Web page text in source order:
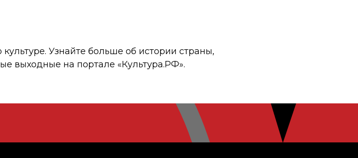
Узнайте больше об истории страны,
выходные на портале «Культура.РФ».